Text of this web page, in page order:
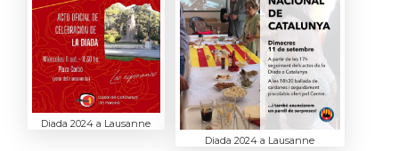
Diada 2024 a Lausanne
Diada 2024 a Lausanne